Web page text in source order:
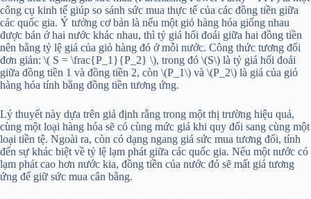
công cụ kinh tế giúp so sánh sức mua thực tế của các đồng tiền giữa
các quốc gia. Ý tưởng cơ bản là nếu một giỏ hàng hóa giống nhau
được bán ở hai nước khác nhau, thì tỷ giá hối đoái giữa hai đồng tiền
nên bằng tỷ lệ giá của giỏ hàng đó ở mỗi nước. Công thức tương đối
đơn giản: \( S = \frac{P_1}{P_2} \), trong đó \(S\) là tỷ giá hối đoái
giữa đồng tiền 1 và đồng tiền 2, còn \(P_1\) và \(P_2\) là giá của giỏ
hàng hóa tính bằng đồng tiền tương ứng.
Lý thuyết này dựa trên giả định rằng trong một thị trường hiệu quả,
cùng một loại hàng hóa sẽ có cùng mức giá khi quy đổi sang cùng một
loại tiền tệ. Ngoài ra, còn có dạng ngang giá sức mua tương đối, tính
đến sự khác biệt về tỷ lệ lạm phát giữa các quốc gia. Nếu một nước có
lạm phát cao hơn nước kia, đồng tiền của nước đó sẽ mất giá tương
ứng để giữ sức mua cân bằng.